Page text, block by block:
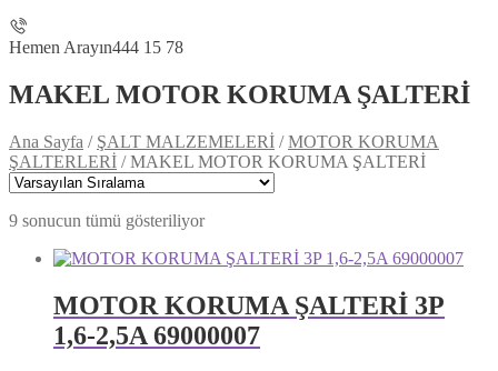
Hemen Arayın444 15 78
MAKEL MOTOR KORUMA ŞALTERİ
Ana Sayfa / ŞALT MALZEMELERİ /MOTOR KORUMA
ŞALTERLERİ /MAKEL MOTOR KORUMA ŞALTERİ
9 sonucun tümü gösteriliyor
MOTOR KORUMA ŞALTERİ 3P
1,6-2,5A 69000007